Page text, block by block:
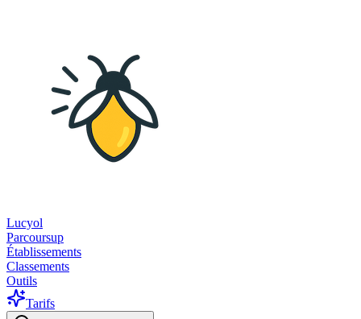
Lucyol
Parcoursup
Établissements
Classements
Outils
Tarifs